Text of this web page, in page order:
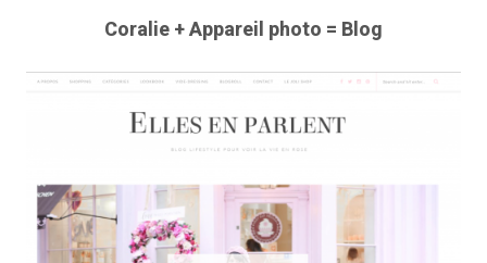
Coralie + Appareil photo = Blog